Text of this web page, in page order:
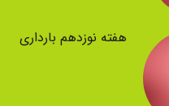
هفته نوزدهم بارداری